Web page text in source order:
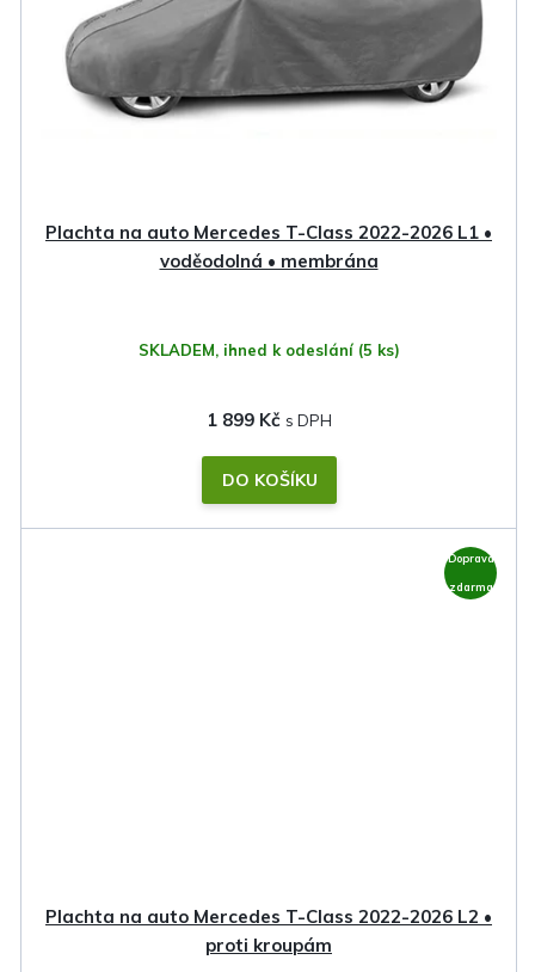
Plachta na auto Mercedes T-Class 2022-2026 L1 •
voděodolná • membrána
SKLADEM, ihned k odeslání (5 ks)
1 899 Kč
DO KOŠÍKU
Doprava
zdarma
Plachta na auto Mercedes T-Class 2022-2026 L2 •
proti kroupám